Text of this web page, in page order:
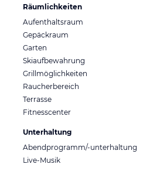
Räumlichkeiten
Aufenthaltsraum
Gepäckraum
Garten
Skiaufbewahrung
Grillmöglichkeiten
Raucherbereich
Terrasse
Fitnesscenter
Unterhaltung
Abendprogramm/-unterhaltung
Live-Musik